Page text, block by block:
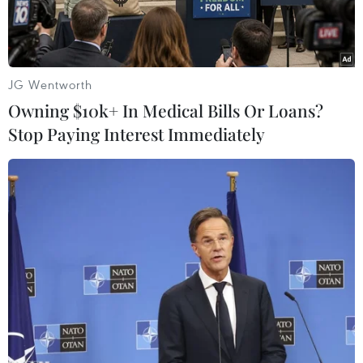
Olympic 2020.
(Nguồn: kyodonews.net)
Ngày 27/9, Viện nghiên cứu các dịch bệnh
truyền nhiễm của Nhât Bản thông báo virus
JG Wentworth
Owning $10k+ In Medical Bills Or Loans?
Stop Paying Interest Immediately